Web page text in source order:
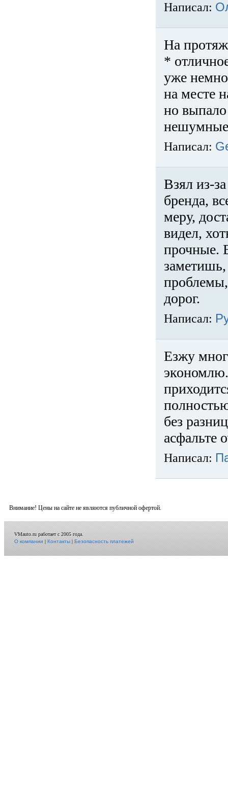
Написал:
На
*
уже
на месте
но
нешумные
Написал:
Взял из-
бренда,
меру,
видел,
прочные.
проблемы,
дорог.
Написал:
Езжу
без
асфальте
Написал:
Внимание! Цены на сайте не являются публичной офертой.
VMauto.ru работает с 2005 года.
О компании|Контакты|Безопасность платежей